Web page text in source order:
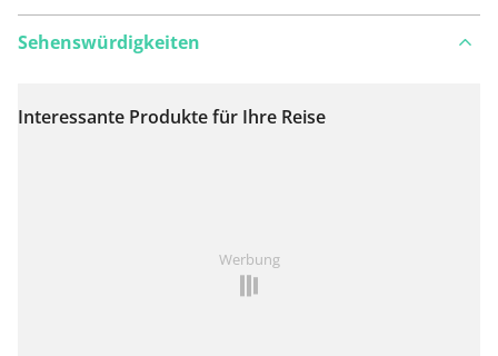
Auf Karte anzeigen
Sehenswürdigkeiten
Interessante Produkte für Ihre Reise
Werbung